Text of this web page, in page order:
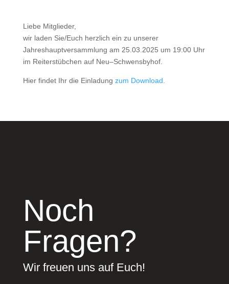
Liebe Mitglieder,
wir laden Sie/Euch herzlich ein zu unserer
Jahreshauptversammlung am 25.03.2025 um 19:00 Uhr
im Reiterstübchen auf Neu–Schwensbyhof.
Hier findet Ihr die Einladung zum Download.
Noch
Fragen?
Wir freuen uns auf Euch!